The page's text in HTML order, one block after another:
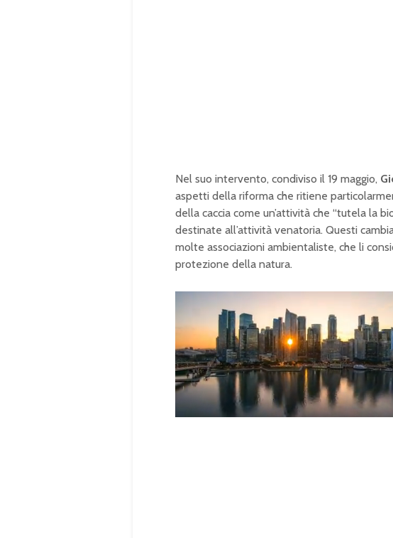
Nel suo intervento, condiviso il 19 maggio,
aspetti della riforma che ritiene
della caccia come un’attività che “tutela la
destinate all’attività venatoria. Questi
molte associazioni ambientaliste, che li
protezione della natura.
o